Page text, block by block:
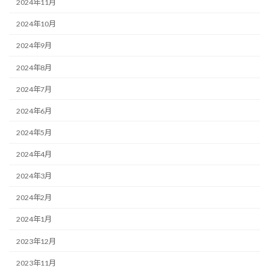
2024年11月
2024年10月
2024年9月
2024年8月
2024年7月
2024年6月
2024年5月
2024年4月
2024年3月
2024年2月
2024年1月
2023年12月
2023年11月